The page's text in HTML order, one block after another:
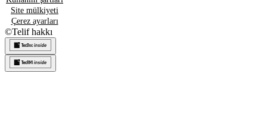
Site mülkiyeti
Çerez ayarları
©Telif hakkı